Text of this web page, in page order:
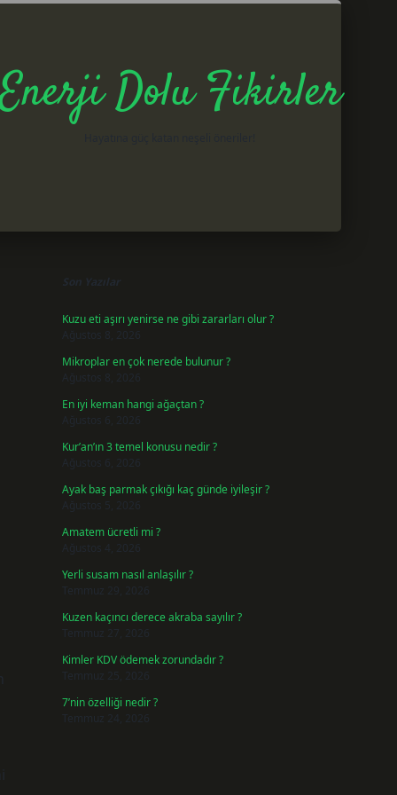
Dolu Fikirler
Son Yazılar
Kuzu eti aşırı yenirse ne gibi zararları olur ?
Ağustos 8, 2026
Mikroplar en çok nerede bulunur ?
Ağustos 8, 2026
En iyi keman hangi ağaçtan ?
Ağustos 6, 2026
Kur’an’ın 3 temel konusu nedir ?
Ağustos 6, 2026
Ayak baş parmak çıkığı kaç günde iyileşir ?
Ağustos 5, 2026
Amatem ücretli mi ?
Ağustos 4, 2026
Yerli susam nasıl anlaşılır ?
Temmuz 29, 2026
Kuzen kaçıncı derece akraba sayılır ?
Temmuz 27, 2026
Kimler KDV ödemek zorundadır ?
Temmuz 25, 2026
7’nin özelliği nedir ?
Temmuz 24, 2026